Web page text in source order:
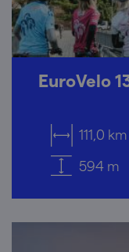
EuroVelo
111,0 km
594 m